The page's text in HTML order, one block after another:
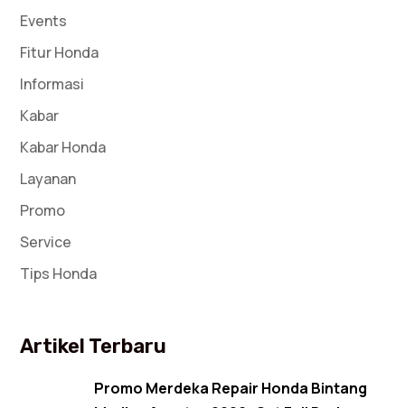
Events
Fitur Honda
Informasi
Kabar
Kabar Honda
Layanan
Promo
Service
Tips Honda
Artikel Terbaru
Promo Merdeka Repair Honda Bintang